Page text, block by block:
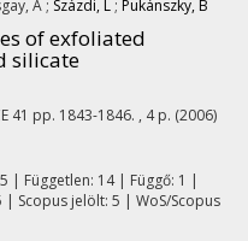
A ; Százdi, L ; Pukánszky, B
of exfoliated
silicate
41 pp. 1843-1846. , 4 p. (2006)
| Független: 14 | Függő: 1 |
Scopus jelölt: 5 | WoS/Scopus